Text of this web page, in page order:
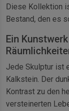
Diese Kollektion
Bestand, den es
Ein
Jede Skulptur ist
Kalkstein. Der
Kontrast zu den
versteinerten